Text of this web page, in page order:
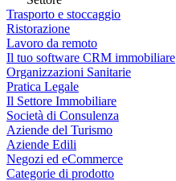
Trasporto e stoccaggio
Ristorazione
Lavoro da remoto
Il tuo software CRM immobiliare
Organizzazioni Sanitarie
Pratica Legale
Il Settore Immobiliare
Società di Consulenza
Aziende del Turismo
Aziende Edili
Negozi ed eCommerce
Categorie di prodotto